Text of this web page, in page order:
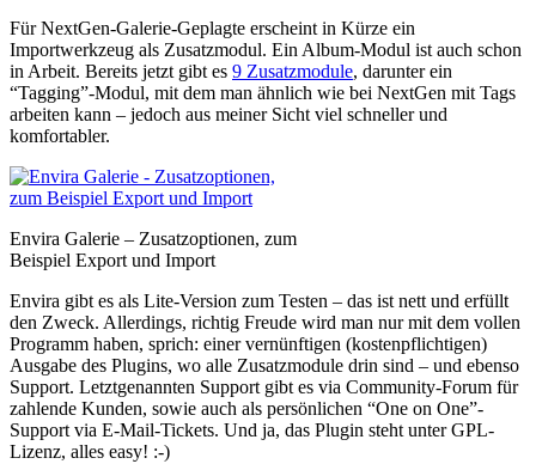
Für NextGen-Galerie-Geplagte erscheint in Kürze ein
Importwerkzeug als Zusatzmodul. Ein Album-Modul ist auch schon
in Arbeit. Bereits jetzt gibt es 9 Zusatzmodule, darunter ein
“Tagging”-Modul, mit dem man ähnlich wie bei NextGen mit Tags
arbeiten kann – jedoch aus meiner Sicht viel schneller und
komfortabler.
Envira Galerie – Zusatzoptionen, zum
Beispiel Export und Import
Envira gibt es als Lite-Version zum Testen – das ist nett und erfüllt
den Zweck. Allerdings, richtig Freude wird man nur mit dem vollen
Programm haben, sprich: einer vernünftigen (kostenpflichtigen)
Ausgabe des Plugins, wo alle Zusatzmodule drin sind – und ebenso
Support. Letztgenannten Support gibt es via Community-Forum für
zahlende Kunden, sowie auch als persönlichen “One on One”-
Support via E-Mail-Tickets. Und ja, das Plugin steht unter GPL-
Lizenz, alles easy! :-)